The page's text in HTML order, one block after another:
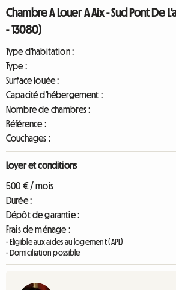
Chambre A Louer A Aix - Sud Pont De
- 13080)
Type d'habitation :
Type :
Surface louée :
Capacité d'hébergement :
Nombre de chambres :
Référence :
Couchages :
Loyer et conditions
500 € / mois
Durée :
Dépôt de garantie :
Frais de ménage :
- Eligible aux aides au logement (APL)
- Domiciliation possible